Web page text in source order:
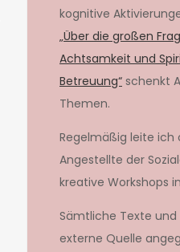
kognitive
„Über die großen
Achtsamkeit und
Betreuung“ schenkt
Themen.
Regelmäßig leite ich
Angestellte der
kreative Workshops
Sämtliche Texte und
externe Quelle